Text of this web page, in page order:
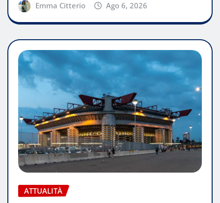
Emma Citterio Ago 6, 2026
ATTUALITÀ